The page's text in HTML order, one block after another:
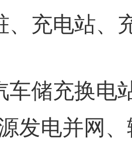
、充电站、
车储充换电
发电并网